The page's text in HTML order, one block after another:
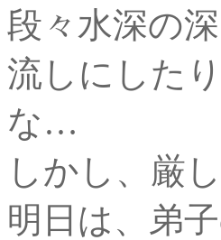
段々水深の
流しにした
な…
しかし、厳
明日は、弟